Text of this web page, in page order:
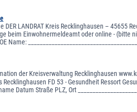
DER LANDRAT Kreis Recklinghausen – 45655
beim Einwohnermeldeamt oder online -
der Kreisverwaltung Recklinghausen
FD 53 - Gesundheit Ressort
Datum Straße PLZ, Ort